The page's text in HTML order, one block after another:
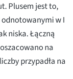
Plusem jest to,
odnotowanymi w I
niska. Łączną
na
przypadła na